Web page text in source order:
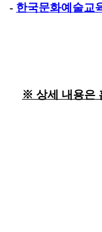
- 한국문화예술교
※ 상세 내용은